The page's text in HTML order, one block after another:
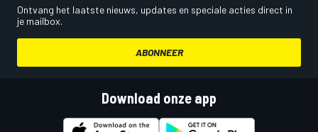
Ontvang het laatste nieuws, updates en speciale acties direct in
je mailbox.
ABONNEER
Download onze app